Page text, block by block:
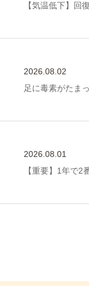
【気温低下】回
2026.08.02
足に毒素がたま
2026.08.01
【重要】1年で2